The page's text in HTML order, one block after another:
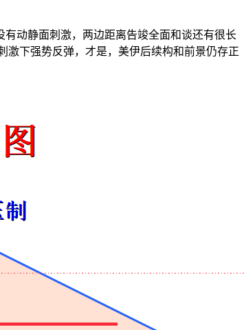
动静面刺激，两边距离告竣全面和谈还有很长
激下强势反弹，才是，美伊后续构和前景仍存正